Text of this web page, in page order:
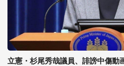
立憲・杉尾秀哉議員、誹謗中傷動